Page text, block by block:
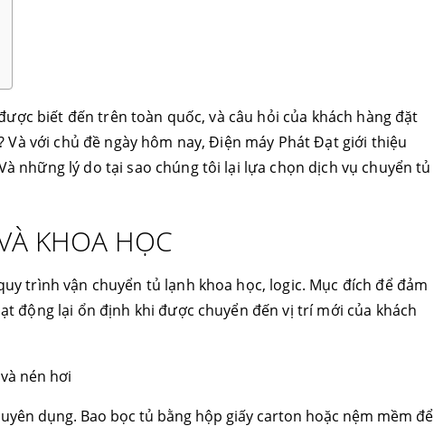
biết đến trên toàn quốc, và câu hỏi của khách hàng đặt
với chủ đề ngày hôm nay, Điện máy Phát Đạt giới thiệu
những lý do tại sao chúng tôi lại lựa chọn dịch vụ chuyển tủ
KHOA HỌC
trình vận chuyển tủ lạnh khoa học, logic. Mục đích để đảm
động lại ổn định khi được chuyển đến vị trí mới của khách
nén hơi
dụng. Bao bọc tủ bằng hộp giấy carton hoặc nệm mềm để